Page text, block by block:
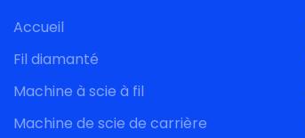
Accueil
Fil diamanté
Machine à scie à fil
Machine de scie de carrière